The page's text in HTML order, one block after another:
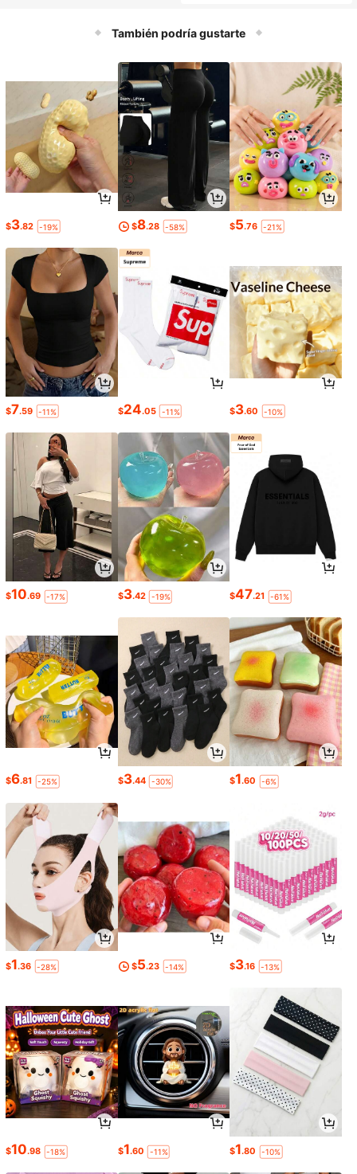
También podría gustarte
$3.82 -19% $8.28 -58% $5.76 -21%
$7.59 -11% $24.05 -11% $3.60 -10%
$10.69 -17% $3.42 -19% $47.21 -61%
$6.81 -25% $3.44 -30% $1.60 -6%
$1.36 -28% $5.23 -14% $3.16 -13%
$10.98 -18% $1.60 -11% $1.80 -10%